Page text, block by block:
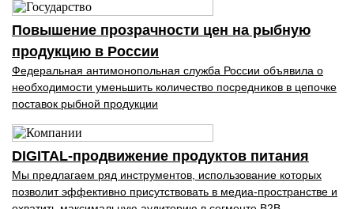
Повышение прозрачности цен на рыбную
продукцию в России
Федеральная антимонопольная служба России объявила о
необходимости уменьшить количество посредников в цепочке
поставок рыбной продукции
DIGITAL-продвижение продуктов питания
Мы предлагаем ряд инструментов, использование которых
позволит эффективно присутствовать в медиа-пространстве и